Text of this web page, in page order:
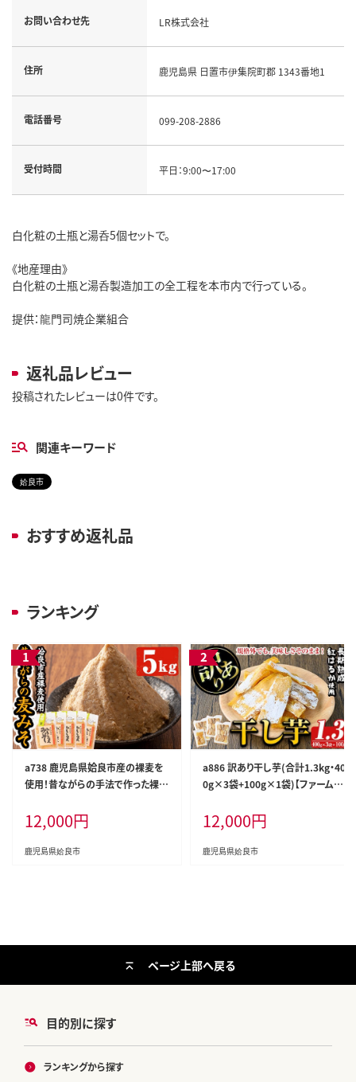
お問い合わせ先 LR株式会社
住所 鹿児島県 日置市伊集院町郡 1343番地1
電話番号 099-208-2886
受付時間 平日：9:00〜17:00
白化粧の土瓶と湯呑5個セットで。
《地産理由》
白化粧の土瓶と湯呑製造加工の全工程を本市内で行っている。
提供：龍門司焼企業組合
返礼品レビュー
投稿されたレビューは0件です。
関連キーワード
姶良市
おすすめ返礼品
ランキング
a738 鹿児島県姶良市産の裸麦を
使用！昔ながらの手法で作った裸麦
5kg(1kg×5袋)【蒲生農産加工】
12,000円
鹿児島県姶良市
a886 訳あり干し芋(合計1.3kg・40
0g×3袋+100g×1袋)【ファーム工
熟成 紅はるか ほしいも 干しいも
干し芋 焼芋 焼き芋 着色料・保存料
不使用 無添加 スイーツ おやつ 常
12,000円
鹿児島県姶良市
目的別に探す
ランキングから探す
ページ上部へ戻る